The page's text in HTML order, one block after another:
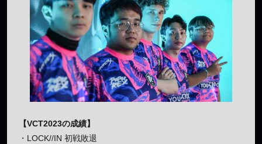
【VCT2023の成績】
・LOCK//IN 初戦敗退